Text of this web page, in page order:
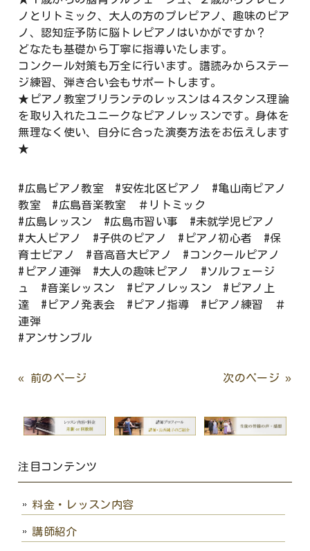
ノとリトミック、大人の方のプレピアノ、趣味のピア
ノ、認知症予防に脳トレピアノはいかがですか？
どなたも基礎から丁寧に指導いたします。
コンクール対策も万全に行います。譜読みからステー
ジ練習、弾き合い会もサポートします。
★ピアノ教室ブリランテのレッスンは４スタンス理論
を取り入れたユニークなピアノレッスンです。身体を
無理なく使い、自分に合った演奏方法をお伝えします
★
#広島ピアノ教室 #安佐北区ピアノ #亀山南ピアノ
教室 #広島音楽教室 ＃リトミック
#広島レッスン #広島市習い事 #未就学児ピアノ
#大人ピアノ #子供のピアノ #ピアノ初心者 #保
育士ピアノ #音高音大ピアノ #コンクールピアノ
#ピアノ連弾 #大人の趣味ピアノ #ソルフェージ
ュ #音楽レッスン #ピアノレッスン #ピアノ上
達 #ピアノ発表会 #ピアノ指導 #ピアノ練習 ＃
連弾
#アンサンブル
« 前のページ 次のページ »
注目コンテンツ
料金・レッスン内容
講師紹介